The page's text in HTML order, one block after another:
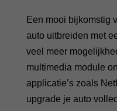
Een mooi bijkomstig
auto uitbreiden met
veel meer
multimedia module
applicatie’s zoals
upgrade je auto